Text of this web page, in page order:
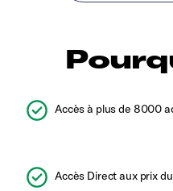
Accès à plus de 8000
Accès Direct aux prix